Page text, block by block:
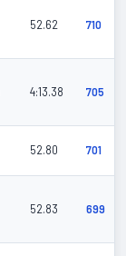
52.62 710
4:13.38 705
52.80 701
52.83 699